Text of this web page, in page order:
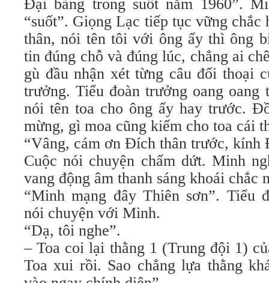
Đại bàng trong suốt năm 1960”.
“suốt”. Giọng Lạc tiếp tục vững
thân, nói tên tôi với ông ấy thì ông
tin đúng chỗ và đúng lúc, chẳng ai
gù đầu nhận xét từng câu đối thoại
trưởng. Tiểu đoàn trưởng oang oang
nói tên toa cho ông ấy hay trước.
mừng, gì moa cũng kiếm cho toa cái
“Vâng, cám ơn Đích thân trước, kính
Cuộc nói chuyện chấm dứt. Minh
vang động âm thanh sáng khoái chắc
“Minh mạng đây Thiên sơn”. Tiểu
nói chuyện với Minh.
“Dạ, tôi nghe”.
– Toa coi lại thằng 1 (Trung đội 1)
Toa xui rồi. Sao chẳng lựa thằng